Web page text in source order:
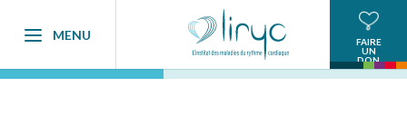
MENU
FAIRE
UN
DON